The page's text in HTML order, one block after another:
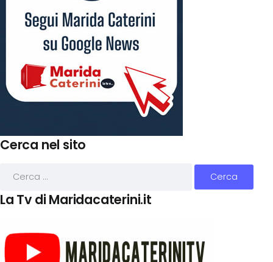
Cerca nel sito
La Tv di Maridacaterini.it